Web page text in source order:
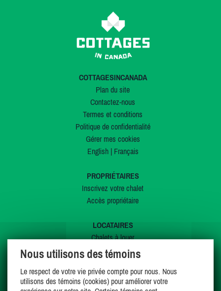
COTTAGESINCANADA
Plan du site
Contactez-nous
Termes et conditions
Politique de confidentialité
Gérer mes cookies
English| Français
PROPRIÉTAIRES
Inscrivez votre chalet
Accès propriétaire
LOCATAIRES
Chalets à louer
Chalets à vendre
Offres spéciales
Mes favoris
Nous utilisons des témoins
Le respect de votre vie privée compte pour nous. Nous
utilisons des témoins (cookies) pour améliorer votre